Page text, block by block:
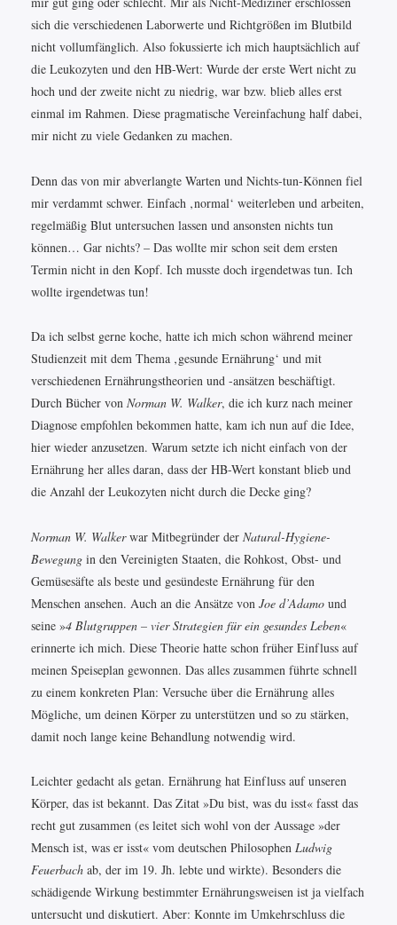
sich die verschiedenen Laborwerte und Richtgrößen im Blutbild
nicht vollumfänglich. Also fokussierte ich mich hauptsächlich auf
die Leukozyten und den HB-Wert: Wurde der erste Wert nicht zu
hoch und der zweite nicht zu niedrig, war bzw. blieb alles erst
einmal im Rahmen. Diese pragmatische Vereinfachung half dabei,
mir nicht zu viele Gedanken zu machen.
Denn das von mir abverlangte Warten und Nichts-tun-Können fiel
mir verdammt schwer. Einfach ‚normal‘ weiterleben und arbeiten,
regelmäßig Blut untersuchen lassen und ansonsten nichts tun
können… Gar nichts? – Das wollte mir schon seit dem ersten
Termin nicht in den Kopf. Ich musste doch irgendetwas tun. Ich
wollte irgendetwas tun!
Da ich selbst gerne koche, hatte ich mich schon während meiner
Studienzeit mit dem Thema ‚gesunde Ernährung‘ und mit
verschiedenen Ernährungstheorien und -ansätzen beschäftigt.
Durch Bücher von Norman W. Walker, die ich kurz nach meiner
Diagnose empfohlen bekommen hatte, kam ich nun auf die Idee,
hier wieder anzusetzen. Warum setzte ich nicht einfach von der
Ernährung her alles daran, dass der HB-Wert konstant blieb und
die Anzahl der Leukozyten nicht durch die Decke ging?
Norman W. Walkerwar Mitbegründer der Natural-Hygiene-
Bewegung in den Vereinigten Staaten, die Rohkost, Obst- und
Gemüsesäfte als beste und gesündeste Ernährung für den
Menschen ansehen. Auch an die Ansätze von Joe d’Adamo und
seine »4 Blutgruppen – vier Strategien für ein gesundes Leben«
erinnerte ich mich. Diese Theorie hatte schon früher Einfluss auf
meinen Speiseplan gewonnen. Das alles zusammen führte schnell
zu einem konkreten Plan: Versuche über die Ernährung alles
Mögliche, um deinen Körper zu unterstützen und so zu stärken,
damit noch lange keine Behandlung notwendig wird.
Leichter gedacht als getan. Ernährung hat Einfluss auf unseren
Körper, das ist bekannt. Das Zitat »Du bist, was du isst« fasst das
recht gut zusammen (es leitet sich wohl von der Aussage »der
Mensch ist, was er isst« vom deutschen Philosophen Ludwig
Feuerbach ab, der im 19. Jh. lebte und wirkte). Besonders die
schädigende Wirkung bestimmter Ernährungsweisen ist ja vielfach
untersucht und diskutiert. Aber: Konnte im Umkehrschluss die